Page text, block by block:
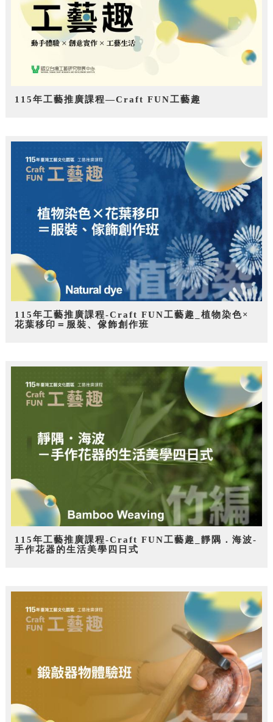
115年工藝推廣課程—Craft FUN工藝趣
115年工藝推廣課程-Craft FUN工藝趣_植物染色×
花葉移印＝服裝、傢飾創作班
115年工藝推廣課程-Craft FUN工藝趣_靜隅．海波-
手作花器的生活美學四日式